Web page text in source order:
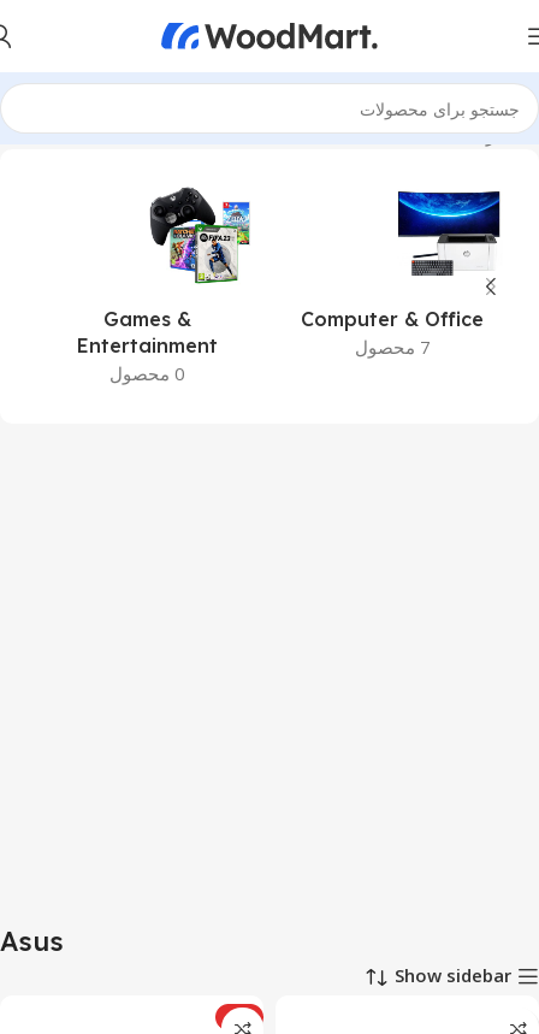
خانه برندها Asus
Computer & Office
7 محصول
Games &
Entertainment
0 محصول
Asus
Show sidebar
ویژه